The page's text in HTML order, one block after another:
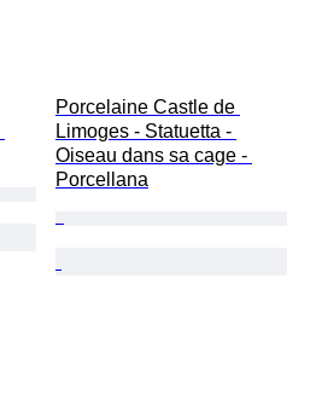
Porcelaine Castle de
Limoges - Statuetta -
Oiseau dans sa cage -
Porcellana